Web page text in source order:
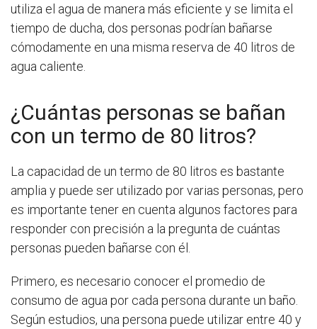
utiliza el agua de manera más eficiente y se limita el
tiempo de ducha, dos personas podrían bañarse
cómodamente en una misma reserva de 40 litros de
agua caliente.
¿Cuántas personas se bañan
con un termo de 80 litros?
La capacidad de un termo de 80 litros es bastante
amplia y puede ser utilizado por varias personas, pero
es importante tener en cuenta algunos factores para
responder con precisión a la pregunta de cuántas
personas pueden bañarse con él.
Primero, es necesario conocer el promedio de
consumo de agua por cada persona durante un baño.
Según estudios, una persona puede utilizar entre 40 y